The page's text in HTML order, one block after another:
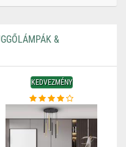
&
KEDVEZMÉNY